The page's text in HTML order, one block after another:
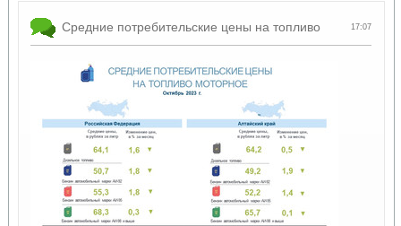
17:07
Средние потребительские цены на топливо